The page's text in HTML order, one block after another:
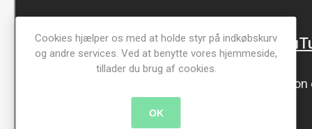
Cookies hjælper os med at holde styr på indkøbskurv
og andre services. Ved at benytte vores hjemmeside,
tillader du brug af cookies.
OK